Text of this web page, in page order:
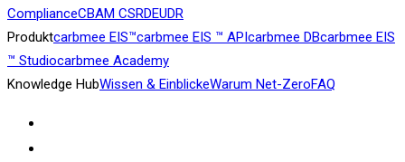
ComplianceCBAM CSRDEUDR
Produktcarbmee EIS™carbmee EIS ™ API carbmee DBcarbmee EIS
™ Studiocarbmee Academy
Knowledge HubWissen & EinblickeWarum Net-ZeroFAQ